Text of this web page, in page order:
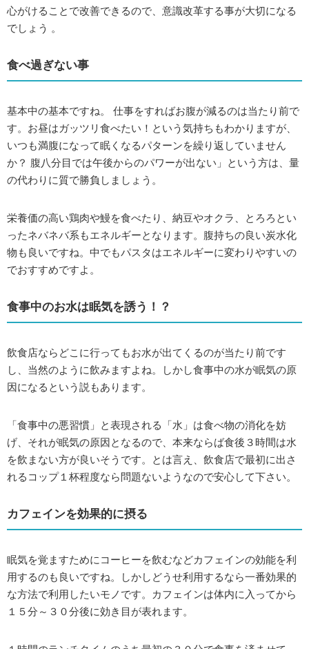
心がけることで改善できるので、意識改革する事が大切になる
でしょう 。
食べ過ぎない事
基本中の基本ですね。 仕事をすればお腹が減るのは当たり前で
す。お昼はガッツリ食べたい！という気持ちもわかりますが、
いつも満腹になって眠くなるパターンを繰り返していません
か？ 腹八分目では午後からのパワーが出ない」という方は、量
の代わりに質で勝負しましょう。
栄養価の高い鶏肉や鰻を食べたり、納豆やオクラ、とろろとい
ったネバネバ系もエネルギーとなります。腹持ちの良い炭水化
物も良いですね。中でもパスタはエネルギーに変わりやすいの
でおすすめですよ。
食事中のお水は眠気を誘う！？
飲食店ならどこに行ってもお水が出てくるのが当たり前です
し、当然のように飲みますよね。しかし食事中の水が眠気の原
因になるという説もあります。
「食事中の悪習慣」と表現される「水」は食べ物の消化を妨
げ、それが眠気の原因となるので、本来ならば食後３時間は水
を飲まない方が良いそうです。とは言え、飲食店で最初に出さ
れるコップ１杯程度なら問題ないようなので安心して下さい。
カフェインを効果的に摂る
眠気を覚ますためにコーヒーを飲むなどカフェインの効能を利
用するのも良いですね。しかしどうせ利用するなら一番効果的
な方法で利用したいモノです。カフェインは体内に入ってから
１５分～３０分後に効き目が表れます。